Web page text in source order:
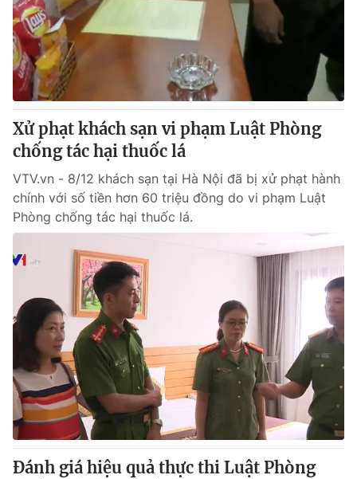
Xử phạt khách sạn vi phạm Luật Phòng
chống tác hại thuốc lá
VTV.vn - 8/12 khách sạn tại Hà Nội đã bị xử phạt hành
chính với số tiền hơn 60 triệu đồng do vi phạm Luật
Phòng chống tác hại thuốc lá.
Đánh giá hiệu quả thực thi Luật Phòng